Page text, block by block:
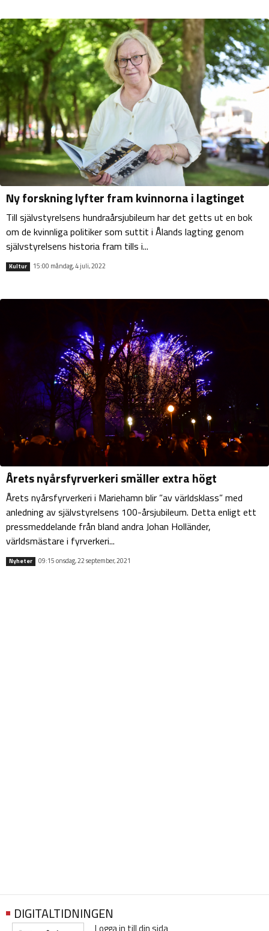
Ny forskning lyfter fram kvinnorna i lagtinget
Till självstyrelsens hundraårsjubileum har det getts ut en bok
om de kvinnliga politiker som suttit i Ålands lagting genom
självstyrelsens historia fram tills i...
Kultur 15:00 måndag, 4 juli, 2022
Årets nyårsfyrverkeri smäller extra högt
Årets nyårsfyrverkeri i Mariehamn blir ”av världsklass” med
anledning av självstyrelsens 100-årsjubileum. Detta enligt ett
pressmeddelande från bland andra Johan Holländer,
världsmästare i fyrverkeri...
Nyheter 09:15 onsdag, 22 september, 2021
DIGITALTIDNINGEN